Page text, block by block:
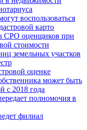
воспользоваться
карто
СРО оценщиков при
стоимости
земельных участков
оценке
может быть
с 2018 года
полномочия в
филиал